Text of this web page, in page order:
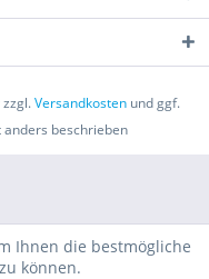
Versandkosten und ggf.
beschrieben
Ihnen die bestmögliche
können.